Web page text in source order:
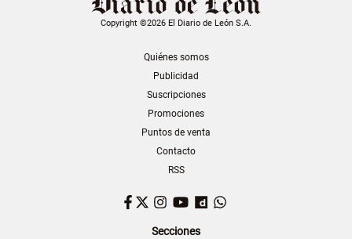
Copyright ©2026 El Diario de León S.A.
Quiénes somos
Publicidad
Suscripciones
Promociones
Puntos de venta
Contacto
RSS
Facebook
TwitterInstagram
YouTubeDailymotion
Secciones